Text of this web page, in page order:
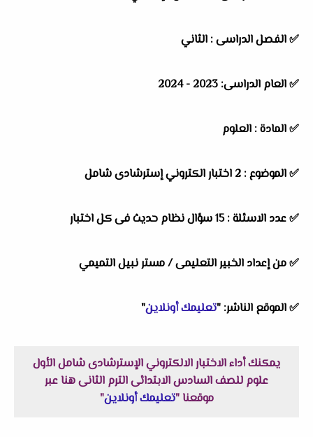
✅ الفصل الدراسى : الثاني
✅ العام الدراسى: 2023 - 2024
✅ المادة : العلوم
✅ الموضوع : 2 اختبار الكتروني إسترشادى شامل
✅ عدد الاسئلة : 15 سؤال نظام حديث فى كل اختبار
✅ من إعداد الخبير التعليمى / مستر نبيل التميمي
✅ الموقع الناشر: "تعليمك أونلاين"
يمكنك أداء الاختبار الالكتروني الإسترشادى شامل الأول
علوم للصف السادس الابتدائى الترم الثانى هنا عبر
موقعنا "تعليمك أونلاين"